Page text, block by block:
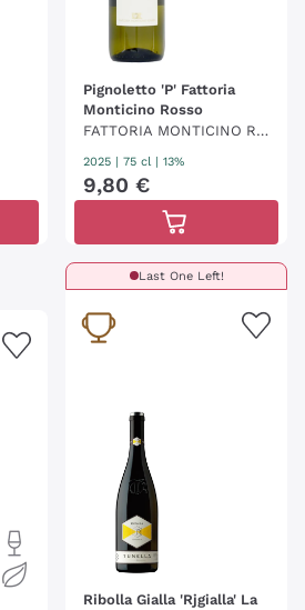
Pignoletto 'P' Fattoria
Monticino Rosso
FATTORIA MONTICINO RO
2025 | 75 cl | 13%
9,80 €
Last One Left!
Ribolla Gialla 'Rjgialla' La